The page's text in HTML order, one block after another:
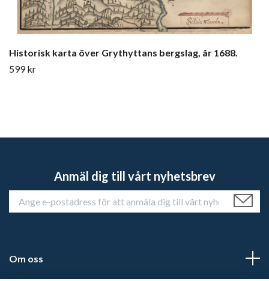
Historisk karta över Grythyttans bergslag, år 1688.
599 kr
Anmäl dig till vårt nyhetsbrev
Om oss